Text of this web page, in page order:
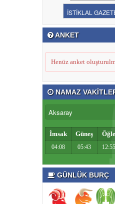
ANKET
Henüz anket
NAMAZ
İmsak Güneş Öğle
04:08 05:43 12:55
GÜNLÜK BURÇ